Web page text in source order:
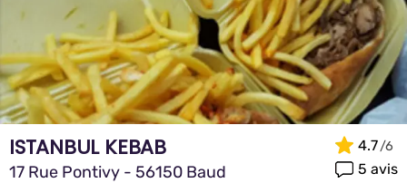
ISTANBUL KEBAB
17 Rue Pontivy - 56150 Baud
4.7
5 avis